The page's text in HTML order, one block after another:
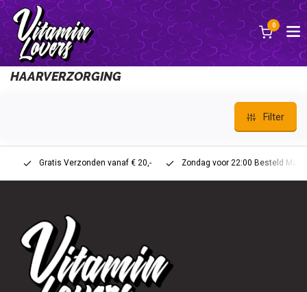
0
Zurück
HAARVERZORGING
Filter
Gratis Verzonden vanaf € 20,- Zondag voor 22:00 Besteld